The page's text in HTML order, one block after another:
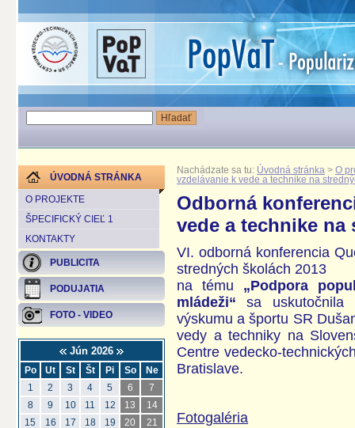
ÚVODNÁ STRÁNKA
O PROJEKTE
ŠPECIFICKÝ CIEĽ 1
KONTAKTY
PUBLICITA
PODUJATIA
FOTO - VIDEO
Jún 2026
Po Ut St Št Pi So
Ne
1
2 3 4 5 6
7
8
9 10 11 12 13
14
15
16 17 18 19 20
21
Nachádzate sa tu: Úvodná stránka > O
vzdelávanie k vede a technike na
Odborná
vede a technike na
VI. odborná konferencia
stredných školách 2013
na tému „Podpora
mládeži“sa
výskumu a športu SR
vedy a techniky na
Centre vedecko-
Bratislave.
Fotogaléria